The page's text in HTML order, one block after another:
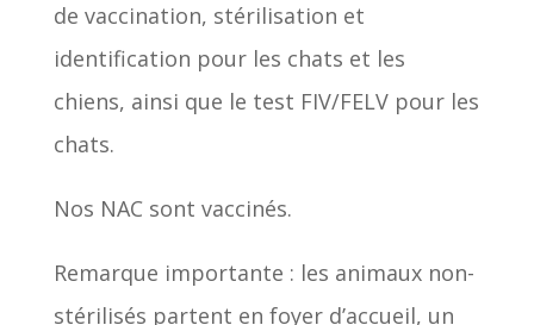
de vaccination, stérilisation et
identification pour les chats et les
chiens, ainsi que le test FIV/FELV pour les
chats.
Nos NAC sont vaccinés.
Remarque importante : les animaux non-
stérilisés partent en foyer d’accueil, un